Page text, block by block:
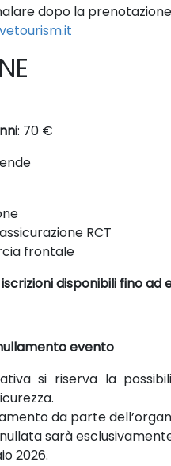
dopo la
: 70 €
RCT
frontale
disponibili fino ad
evento
si riserva la
da parte
sarà
2026.